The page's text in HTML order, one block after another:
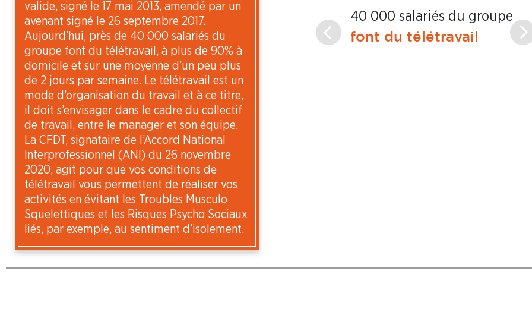
valide, signé le 17 mai 2013, amendé par un
avenant signé le 26 septembre 2017.
Aujourd’hui, près de 40 000 salariés du
groupe font du télétravail, à plus de 90% à
domicile et sur une moyenne d’un peu plus
de 2 jours par semaine. Le télétravail est un
mode d’organisation du travail et à ce titre,
il doit s’envisager dans le cadre du collectif
de travail, entre le manager et son équipe.
La CFDT, signataire de l’Accord National
Interprofessionnel (ANI) du 26 novembre
2020, agit pour que vos conditions de
télétravail vous permettent de réaliser vos
activités en évitant les Troubles Musculo
Squelettiques et les Risques Psycho Sociaux
liés, par exemple, au sentiment d’isolement.
40 000 salariés du groupe
font du télétravail